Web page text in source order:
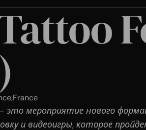
,France
это мероприятие нового
и видеоигры, которое